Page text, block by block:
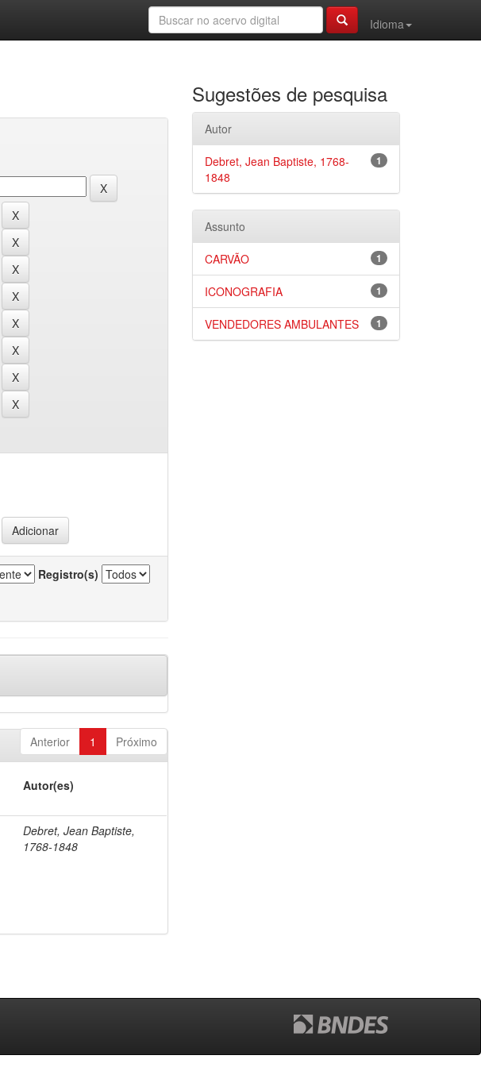
Idioma
Registro(s)
Anterior 1 Próximo
Autor(es)
Debret, Jean Baptiste,
1768-1848
Sugestões de pesquisa
Autor
1
Debret, Jean Baptiste, 1768-
1848
Assunto
1
CARVÃO
1
ICONOGRAFIA
1
VENDEDORES AMBULANTES